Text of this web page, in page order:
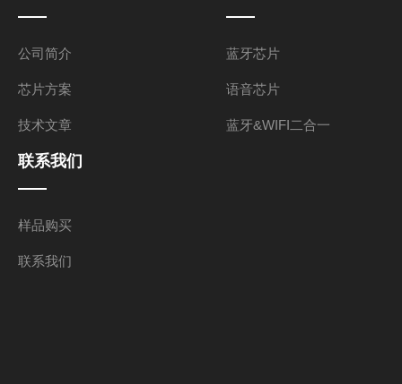
公司简介
芯片方案
技术文章
蓝牙芯片
语音芯片
蓝牙&WIFI二合一
联系我们
样品购买
联系我们